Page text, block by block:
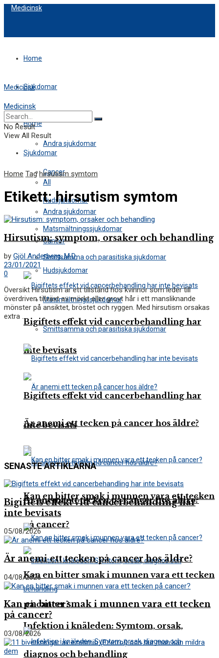
Medicinsk
Home
Sjukdomar
Andra sjukdomar
Cancer
Hudsjukdomar
Matsmältningssjukdomar
Smittsamma och parasitiska sjukdomar
Bigiftets effekt vid cancerbehandling har
inte bevisats
Är anemi ett tecken på cancer hos äldre?
Kan en bitter smak i munnen vara ett tecken
på cancer?
Infektion i knäleden: Symtom, orsak,
diagnos och behandling
Medicinsk
Home
Sjukdomar
All
Andra sjukdomar
Cancer
Hudsjukdomar
Matsmältningssjukdomar
Smittsamma och parasitiska sjukdomar
Bigiftets effekt vid cancerbehandling har
inte bevisats
Är anemi ett tecken på cancer hos äldre?
Kan en bitter smak i munnen vara ett tecken
på cancer?
Medicinsk
No Result
View All Result
Home Tag hirsutism symtom
Etikett:hirsutism symtom
Hirsutism: symptom, orsaker och behandling
by Gjöl Anderberg, M.D.
23/01/2021
0
Översikt Hirsutism är ett tillstånd hos kvinnor som leder till
överdriven tillväxt av mörkt eller grovt hår i ett mansliknande
mönster på ansiktet, bröstet och ryggen. Med hirsutism orsakas
extra ...
SENASTE ARTIKLARNA
Bigiftets effekt vid cancerbehandling har
inte bevisats
05/08/2026
Är anemi ett tecken på cancer hos äldre?
04/08/2026
Kan en bitter smak i munnen vara ett tecken
på cancer?
03/08/2026